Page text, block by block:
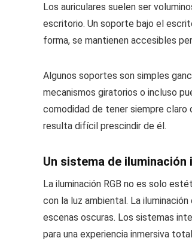
Los auriculares suelen ser
escritorio. Un soporte bajo el
forma, se mantienen accesibles
Algunos soportes son simples
mecanismos giratorios o incluso
comodidad de tener siempre claro
resulta difícil prescindir de él.
Un sistema de
La iluminación RGB no es solo
con la luz ambiental. La
escenas oscuras. Los sistemas
para una experiencia inmersiva